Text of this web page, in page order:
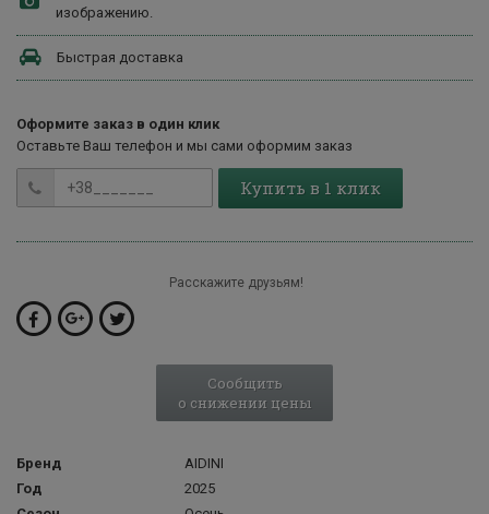
изображению.
Быстрая доставка
Оформите заказ в один клик
Оставьте Ваш телефон и мы сами оформим заказ
Купить в 1 клик
Расскажите друзьям!
Сообщить
о снижении цены
Бренд
AIDINI
Год
2025